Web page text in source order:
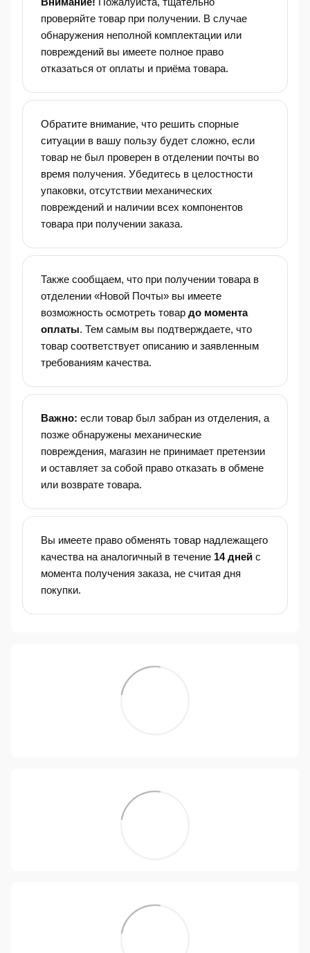
проверяйте товар при получении. В случае
обнаружения неполной комплектации или
повреждений вы имеете полное право
отказаться от оплаты и приёма товара.
Обратите внимание, что решить спорные
ситуации в вашу пользу будет сложно, если
товар не был проверен в отделении почты во
время получения. Убедитесь в целостности
упаковки, отсутствии механических
повреждений и наличии всех компонентов
товара при получении заказа.
Также сообщаем, что при получении товара в
отделении «Новой Почты» вы имеете
возможность осмотреть товар до момента
оплаты. Тем самым вы подтверждаете, что
товар соответствует описанию и заявленным
требованиям качества.
Важно: если товар был забран из отделения, а
позже обнаружены механические
повреждения, магазин не принимает претензии
и оставляет за собой право отказать в обмене
или возврате товара.
Вы имеете право обменять товар надлежащего
качества на аналогичный в течение 14 дней с
момента получения заказа, не считая дня
покупки.